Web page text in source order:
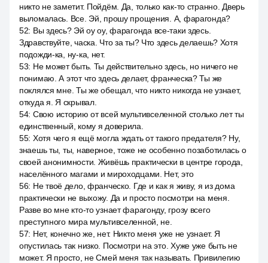
никто не заметит. Пойдём. Да, только как-то странно. Дверь
выломалась. Все. Эй, прошу прощения. A, фарагонда?
52: Вы здесь? Эй оу оу, фарагонда все-таки здесь.
Здравствуйте, часка. Что за ты? Что здесь делаешь? Хотя
подожди-ка, ну-ка, нет.
53: Не может быть. Ты действительно здесь, но ничего не
понимаю. А этот что здесь делает, франческа? Ты же
поклялся мне. Ты же обещал, что никто никогда не узнает,
откуда я. Я скрывал.
54: Свою историю от всей мультивселенной столько лет ты
единственный, кому я доверила.
55: Хотя чего я ещё могла ждать от такого предателя? Ну,
знаешь ты, ты, наверное, тоже не особенно позаботилась о
своей анонимности. Живёшь практически в центре города,
населённого магами и мироходцами. Нет, это
56: Не твоё дело, франческо. Где и как я живу, я из дома
практически не выхожу. Да и просто посмотри на меня.
Разве во мне кто-то узнает фарагонду, грозу всего
преступного мира мультивселенной, не.
57: Нет, конечно же, нет. Никто меня уже не узнает. Я
опустилась так низко. Посмотри на это. Хуже уже быть не
может. Я просто, не Смей меня так называть. Привилегию